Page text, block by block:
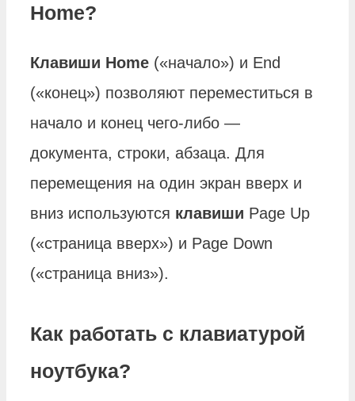
Home?
Клавиши Home («начало») и End
(«конец») позволяют переместиться в
начало и конец чего-либо —
документа, строки, абзаца. Для
перемещения на один экран вверх и
вниз используются клавиши Page Up
(«страница вверх») и Page Down
(«страница вниз»).
Как работать с клавиатурой
ноутбука?